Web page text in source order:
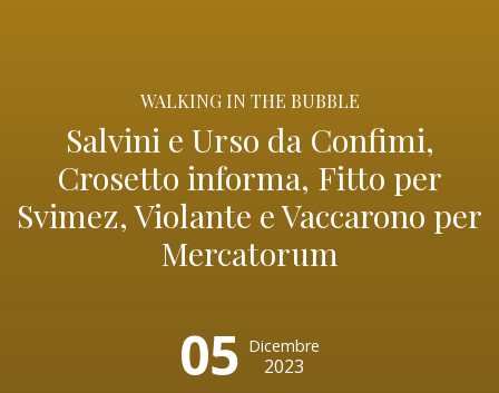
WALKING IN THE BUBBLE
Salvini e Urso da Confimi,
Crosetto informa, Fitto per
Svimez, Violante e Vaccarono per
Mercatorum
05 Dicembre
2023